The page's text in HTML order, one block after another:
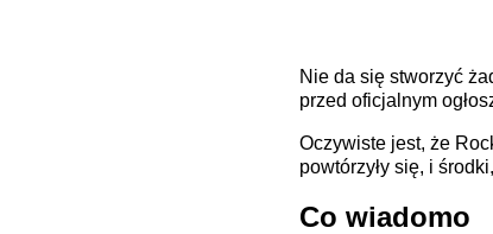
Nie da się stworzyć
przed oficjalnym
Oczywiste jest, że
powtórzyły się, i
Co wiadomo